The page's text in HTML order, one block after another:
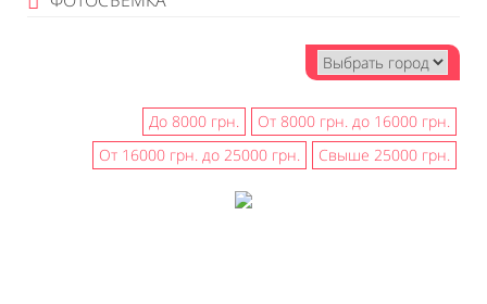
До 8000 грн.
От 8000 грн. до 16000 грн.
От 16000 грн. до 25000 грн.
Свыше 25000 грн.